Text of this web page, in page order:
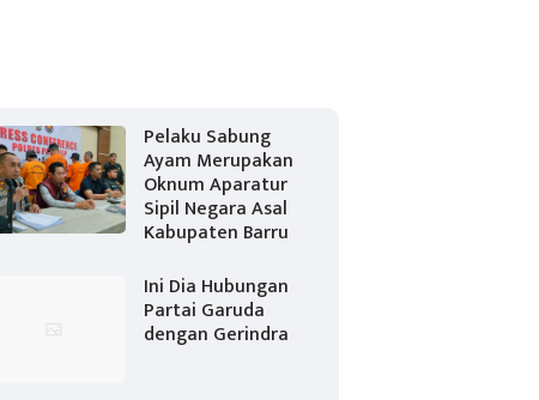
Pelaku Sabung
Ayam Merupakan
Oknum Aparatur
Sipil Negara Asal
Kabupaten Barru
Ini Dia Hubungan
Partai Garuda
dengan Gerindra